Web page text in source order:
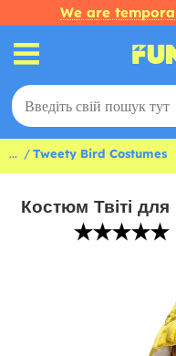
We are
... Tweety Bird Costumes
Костюм Твіті